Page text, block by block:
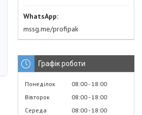
mssg.me/profipak
Графік роботи
Понеділок 08:00 18:00
Вівторок
08:00 18:00
Середа
08:00 18:00